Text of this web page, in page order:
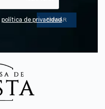
política de privacidad